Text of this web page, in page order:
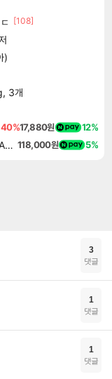
[108]
)
3개
40%17,880원 12%
마블 투혼 파이팅 소울즈 얼티밋 에디션 MARVEL Tokon Fighting Souls Ultimate Edition 118,000원 5%
3
댓글
1
댓글
1
댓글